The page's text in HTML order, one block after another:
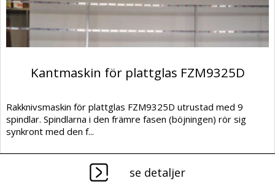
Kantmaskin för plattglas FZM9325D
Rakknivsmaskin för plattglas FZM9325D utrustad med 9
spindlar. Spindlarna i den främre fasen (böjningen) rör sig
synkront med den f...
se detaljer